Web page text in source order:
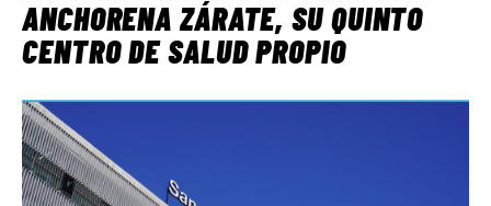
ANCHORENA ZÁRATE, SU QUINTO
CENTRO DE SALUD PROPIO